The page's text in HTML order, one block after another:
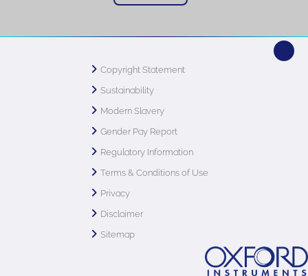
Copyright Statement
Sustainability
Modern Slavery
Gender Pay Report
Regulatory Information
Terms & Conditions of Use
Privacy
Disclaimer
Sitemap